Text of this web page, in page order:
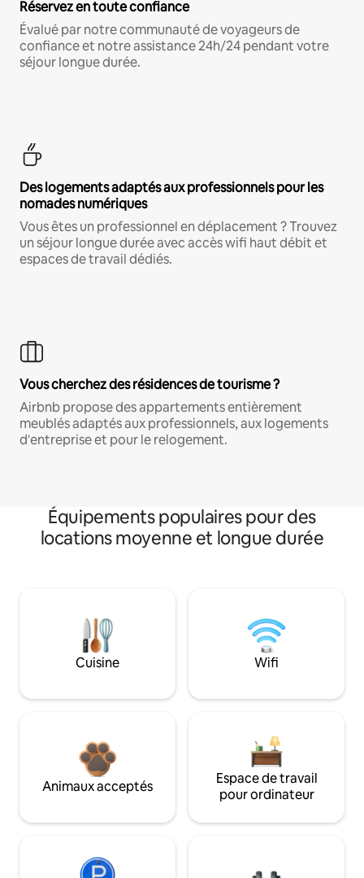
Réservez en toute confiance
Évalué par notre communauté de voyageurs de
confiance et notre assistance 24h/24 pendant votre
séjour longue durée.
Des logements adaptés aux professionnels pour les
nomades numériques
Vous êtes un professionnel en déplacement ? Trouvez
un séjour longue durée avec accès wifi haut débit et
espaces de travail dédiés.
Vous cherchez des résidences de tourisme ?
Airbnb propose des appartements entièrement
meublés adaptés aux professionnels, aux logements
d'entreprise et pour le relogement.
Équipements populaires pour des
locations moyenne et longue durée
Cuisine Wifi
Animaux acceptés
Espace de travail
pour ordinateur